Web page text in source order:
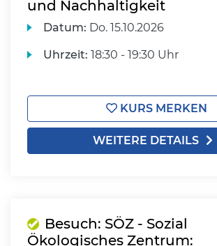
und Nachhaltigkeit
Datum: Do. 15.10.2026
Uhrzeit: 18:30 - 19:30 Uhr
KURS MERKEN
WEITERE DETAILS
Besuch: SÖZ - Sozial
Ökologisches Zentrum: